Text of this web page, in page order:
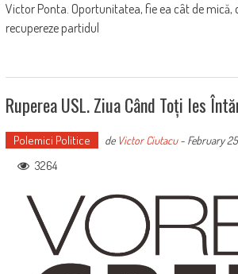
Victor Ponta. Oportunitatea, fie ea cât de mică,
recupereze partidul
Ruperea USL. Ziua Când Toți Ies
Polemici Politice de Victor Ciutacu- February
3264